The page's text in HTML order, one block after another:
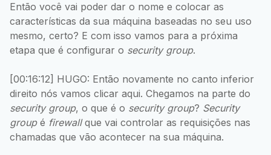
Então você vai poder dar o nome e colocar as
características da sua máquina baseadas no seu uso
mesmo, certo? E com isso vamos para a próxima
etapa que é configurar o security group.
[00:16:12] HUGO: Então novamente no canto inferior
direito nós vamos clicar aqui. Chegamos na parte do
security group, o que é o security group? Security
groupé firewallque vai controlar as requisições nas
chamadas que vão acontecer na sua máquina.